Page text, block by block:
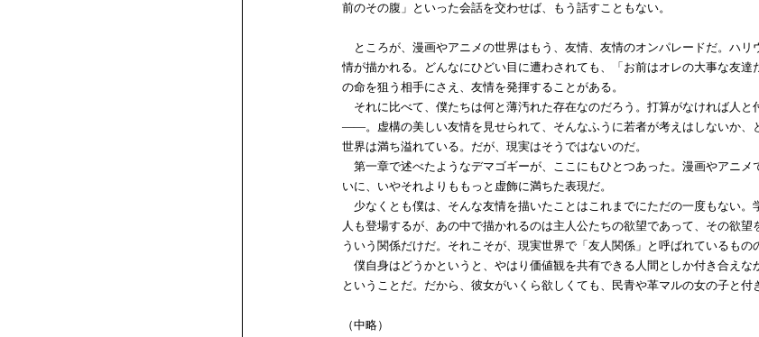
前のその腹」といった会話を交わせば、もう話すこともない。
ところが、漫画やアニメの世界はもう、友情、友情のオンパレードだ。ハ
情が描かれる。どんなにひどい目に遭わされても、「お前はオレの大事な友
の命を狙う相手にさえ、友情を発揮することがある。
それに比べて、僕たちは何と薄汚れた存在なのだろう。打算がなければ人
――。虚構の美しい友情を見せられて、そんなふうに若者が考えはしないか、
世界は満ち溢れている。だが、現実はそうではないのだ。
第一章で述べたようなデマゴギーが、ここにもひとつあった。漫画やアニ
いに、いやそれよりももっと虚飾に満ちた表現だ。
少なくとも僕は、そんな友情を描いたことはこれまでにただの一度もない
人も登場するが、あの中で描かれるのは主人公たちの欲望であって、その欲
ういう関係だけだ。それこそが、現実世界で「友人関係」と呼ばれているも
僕自身はどうかというと、やはり価値観を共有できる人間としか付き合え
ということだ。だから、彼女がいくら欲しくても、民青や革マルの女の子と付
（中略）